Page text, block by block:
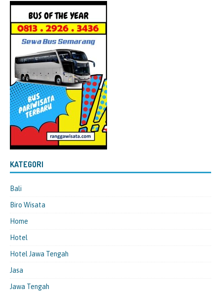
KATEGORI
Bali
Biro Wisata
Home
Hotel
Hotel Jawa Tengah
Jasa
Jawa Tengah